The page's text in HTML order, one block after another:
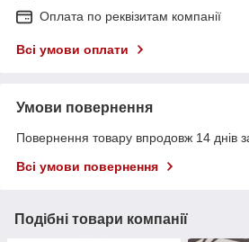
Оплата по реквізитам компанії
Всі умови оплати
Умови повернення
Повернення товару впродовж 14 днів
Всі умови повернення
Подібні товари компанії